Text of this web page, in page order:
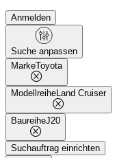
Anmelden
Suche anpassen
MarkeToyota
ModellreiheLand Cruiser
BaureiheJ20
Suchauftrag einrichten